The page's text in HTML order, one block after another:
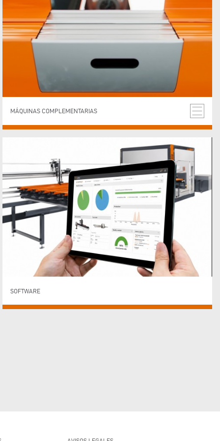
MÁQUINAS COMPLEMENTARIAS
SOFTWARE